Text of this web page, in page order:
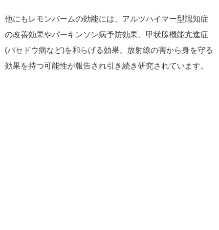
他にもレモンバームの効能には、アルツハイマー型認知症
の改善効果やパーキンソン病予防効果、甲状腺機能亢進症
(バセドウ病など)を和らげる効果、放射線の害から身を守る
効果を持つ可能性が報告され引き続き研究されています。